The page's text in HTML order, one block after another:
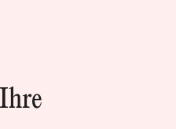
wir
und